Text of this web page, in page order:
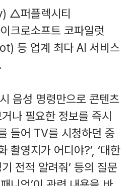
△퍼플렉시티
로소프트 코파일럿
등 업계 최다 AI 서비스
음성 명령만으로 콘텐츠
나 필요한 정보를 즉시
들어 TV를 시청하던 중
촬영지가 어디야?’, ‘대한
전적 알려줘’ 등의 질문